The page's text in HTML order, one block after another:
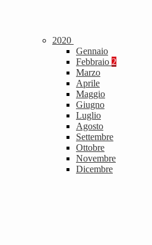
2020
Gennaio
Febbraio 2
Marzo
Aprile
Maggio
Giugno
Luglio
Agosto
Settembre
Ottobre
Novembre
Dicembre